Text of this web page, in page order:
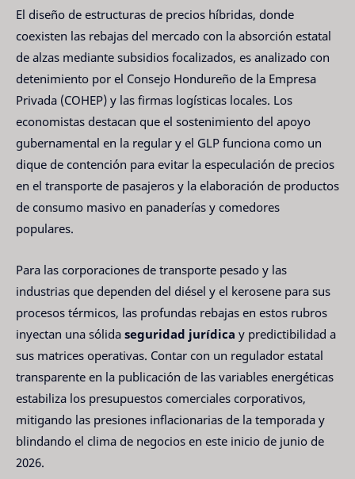
El diseño de estructuras de precios híbridas, donde
coexisten las rebajas del mercado con la absorción estatal
de alzas mediante subsidios focalizados, es analizado con
detenimiento por el Consejo Hondureño de la Empresa
Privada (COHEP) y las firmas logísticas locales. Los
economistas destacan que el sostenimiento del apoyo
gubernamental en la regular y el GLP funciona como un
dique de contención para evitar la especulación de precios
en el transporte de pasajeros y la elaboración de productos
de consumo masivo en panaderías y comedores
populares.
Para las corporaciones de transporte pesado y las
industrias que dependen del diésel y el kerosene para sus
procesos térmicos, las profundas rebajas en estos rubros
inyectan una sólida seguridad jurídica y predictibilidad a
sus matrices operativas. Contar con un regulador estatal
transparente en la publicación de las variables energéticas
estabiliza los presupuestos comerciales corporativos,
mitigando las presiones inflacionarias de la temporada y
blindando el clima de negocios en este inicio de junio de
2026.